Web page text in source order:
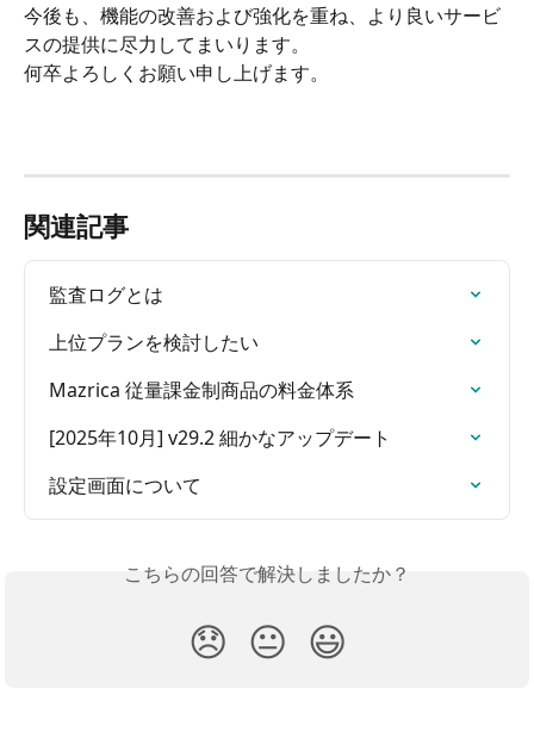
今後も、機能の改善および強化を重ね、より良いサービ
スの提供に尽力してまいります。
何卒よろしくお願い申し上げます。
関連記事
監査ログとは
上位プランを検討したい
Mazrica 従量課金制商品の料金体系
[2025年10月] v29.2 細かなアップデート
設定画面について
こちらの回答で解決しましたか？
😞 😐 😃